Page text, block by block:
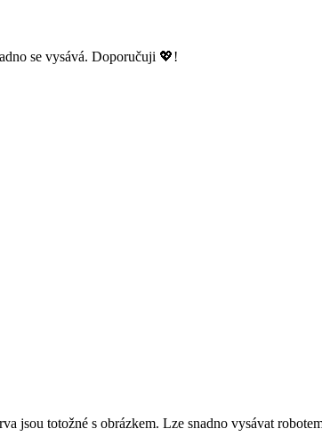
se vysává. Doporučuji 💖!
jsou totožné s obrázkem. Lze snadno vysávat